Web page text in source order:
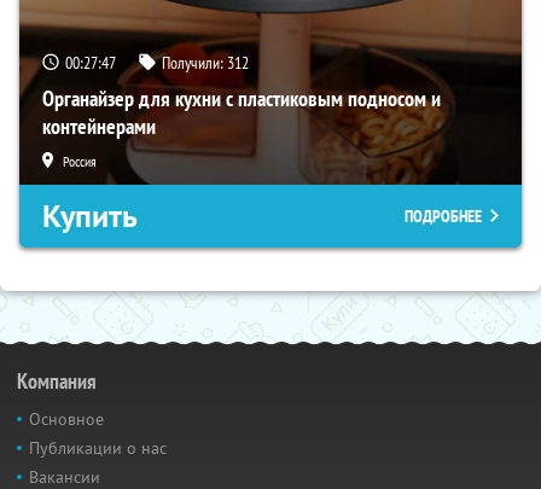
00:27:46 Получили: 312
Органайзер для кухни с пластиковым подносом и
контейнерами
Россия
Купить ПОДРОБНЕЕ
Компания
Основное
Публикации о нас
Вакансии